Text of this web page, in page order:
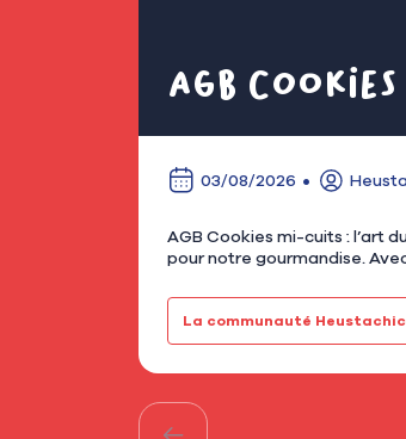
AGB
03/08/2026
AGB Cookies mi-cuits : l’art du cookie fondant à Asnières Chez Heustach, on
pour notre gourmandise.
La communauté Heustachic